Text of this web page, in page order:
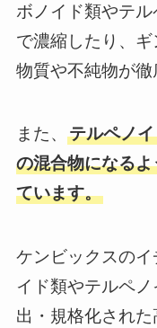
ボノイド類やテ
で濃縮したり、
物質や不純物が徹
また、 テルペノ
の混合物になる
ています。
ケンビックスの
イド類やテルペ
出・規格化され